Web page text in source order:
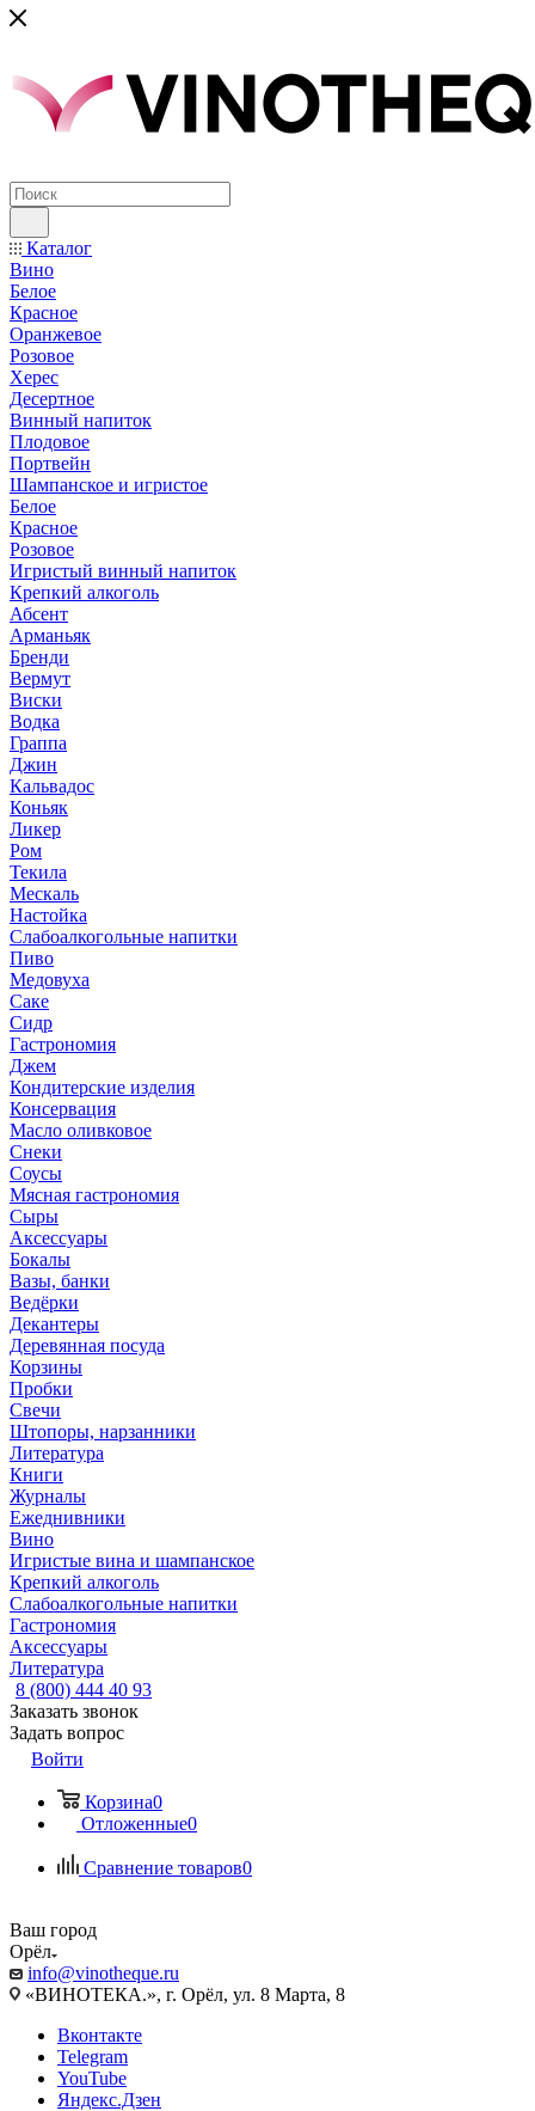
Каталог
Вино
Белое
Красное
Оранжевое
Розовое
Херес
Десертное
Винный напиток
Плодовое
Портвейн
Шампанское и игристое
Белое
Красное
Розовое
Игристый винный напиток
Крепкий алкоголь
Абсент
Арманьяк
Бренди
Вермут
Виски
Водка
Граппа
Джин
Кальвадос
Коньяк
Ликер
Ром
Текила
Мескаль
Настойка
Слабоалкогольные напитки
Пиво
Медовуха
Саке
Сидр
Гастрономия
Джем
Кондитерские изделия
Консервация
Масло оливковое
Снеки
Соусы
Мясная гастрономия
Сыры
Аксессуары
Бокалы
Вазы, банки
Ведёрки
Декантеры
Деревянная посуда
Корзины
Пробки
Свечи
Штопоры, нарзанники
Литература
Книги
Журналы
Ежеднивники
Вино
Игристые вина и шампанское
Крепкий алкоголь
Слабоалкогольные напитки
Гастрономия
Аксессуары
Литература
8 (800) 444 40 93
Заказать звонок
Задать вопрос
Войти
Корзина0
Отложенные0
Сравнение товаров0
Ваш город
Орёл
info@vinotheque.ru
«ВИНОТЕКА.», г. Орёл, ул. 8 Марта, 8
Вконтакте
Telegram
YouTube
Яндекс.Дзен